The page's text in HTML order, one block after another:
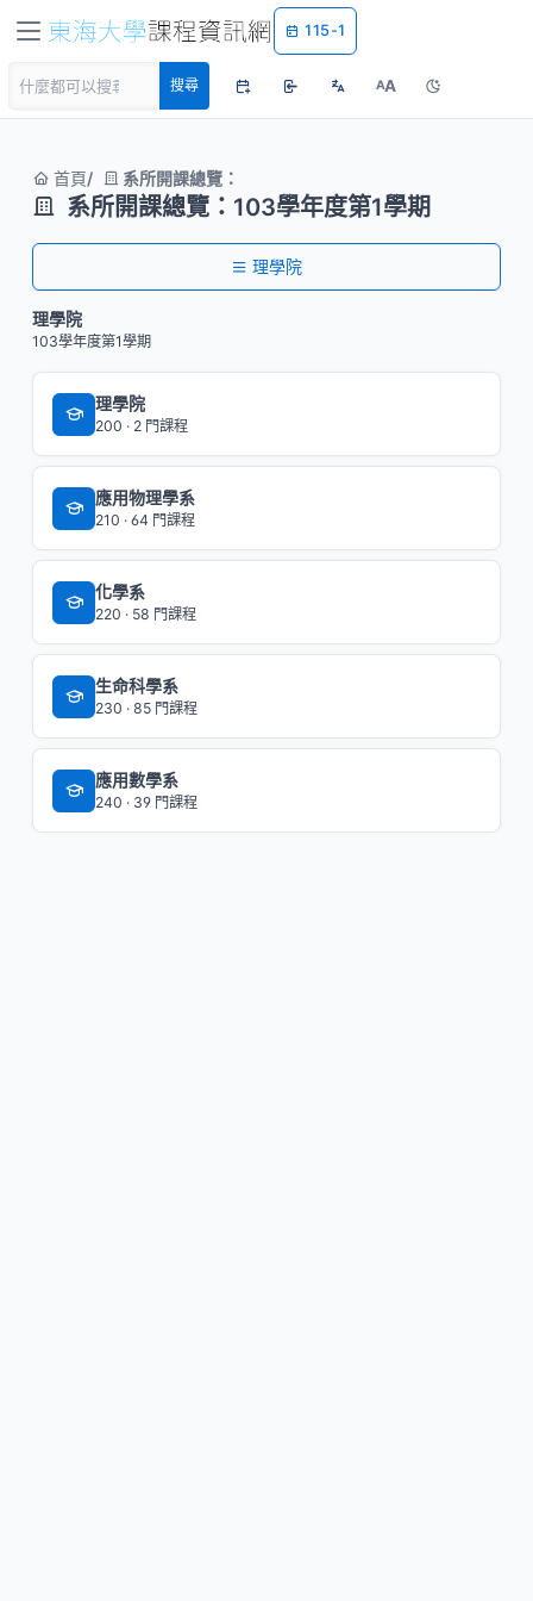
115-1
搜尋 AA
首頁 系所開課總覽：
系所開課總覽：103學年度第1學期
理學院
理學院
103學年度第1學期
理學院
200 · 2 門課程
應用物理學系
210 · 64 門課程
化學系
220 · 58 門課程
生命科學系
230 · 85 門課程
應用數學系
240 · 39 門課程